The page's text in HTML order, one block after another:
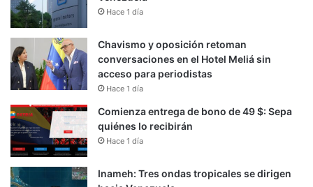
Hace 1 día
Chavismo y oposición retoman
conversaciones en el Hotel Meliá sin
acceso para periodistas
Hace 1 día
Comienza entrega de bono de 49 $: Sepa
quiénes lo recibirán
Hace 1 día
Inameh: Tres ondas tropicales se dirigen